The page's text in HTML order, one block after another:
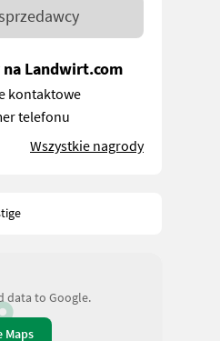
Landwirt.com
kontaktowe
telefonu
Wszystkie nagrody
data to Google.
Maps